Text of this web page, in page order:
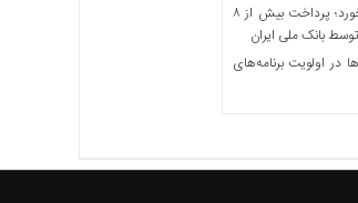
در چهار ماه نخست ۱۴۰۵ رقم خورد؛ پرداخت بیش از ۸
بانک ملی ایران
اولویت برنامه‌های